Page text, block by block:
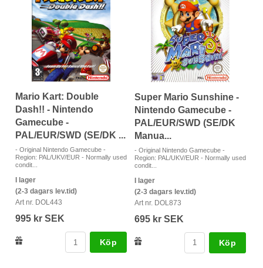
Mario Kart: Double
Dash!! - Nintendo
Gamecube -
PAL/EUR/SWD (SE/DK ...
- Original Nintendo Gamecube -
Region: PAL/UKV/EUR - Normally used
condit...
I lager
(2-3 dagars lev.tid)
Art nr. DOL443
995 kr SEK
Köp
Super Mario Sunshine -
Nintendo Gamecube -
PAL/EUR/SWD (SE/DK
Manua...
- Original Nintendo Gamecube -
Region: PAL/UKV/EUR - Normally used
condit...
I lager
(2-3 dagars lev.tid)
Art nr. DOL873
695 kr SEK
Köp